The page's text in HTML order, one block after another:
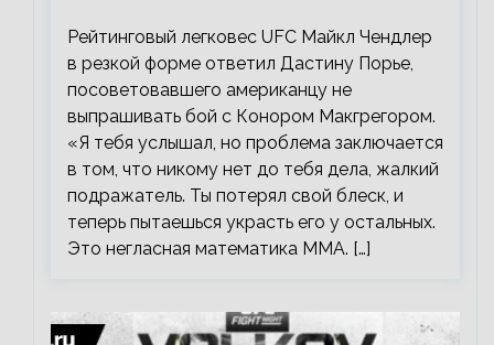
Рейтинговый легковес UFC Майкл Чендлер
в резкой форме ответил Дастину Порье,
посоветовавшего американцу не
выпрашивать бой с Конором Макгрегором.
«Я тебя услышал, но проблема заключается
в том, что никому нет до тебя дела, жалкий
подражатель. Ты потерял свой блеск, и
теперь пытаешься украсть его у остальных.
Это негласная математика ММА. […]